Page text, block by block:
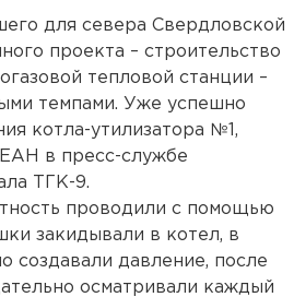
для севера Свердловской
проекта – строительство
тепловой станции –
темпами. Уже успешно
котла-утилизатора №1,
в пресс-службе
ТГК-9.
проводили с помощью
закидывали в котел, в
создавали давление, после
осматривали каждый